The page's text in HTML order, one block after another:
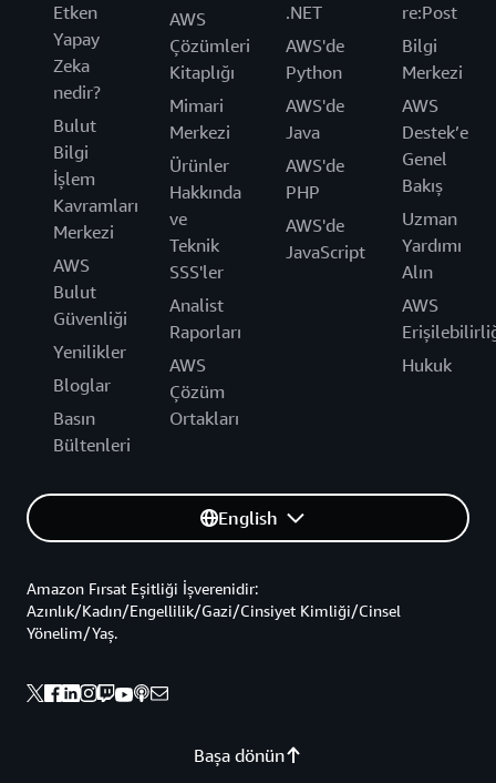
Etken
Yapay
Zeka
nedir?
Bulut
Bilgi
İşlem
Kavramları
Merkezi
AWS
Bulut
Güvenliği
Yenilikler
Bloglar
Basın
Bültenleri
AWS
Çözümleri
Kitaplığı
Mimari
Merkezi
Ürünler
Hakkında
ve
Teknik
SSS'ler
Analist
Raporları
AWS
Çözüm
Ortakları
.NET
AWS'de
Python
AWS'de
Java
AWS'de
PHP
AWS'de
JavaScript
re:Post
Bilgi
Merkezi
AWS
Destek’e
Genel
Bakış
Uzman
Yardımı
Alın
AWS
Hukuk
English
Başa dönün
Amazon Fırsat Eşitliği İşverenidir:
Azınlık/Kadın/Engellilik/Gazi/Cinsiyet Kimliği/Cinsel
Yönelim/Yaş.